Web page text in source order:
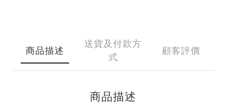
商品描述
送貨及付款方
式
顧客評價
商品描述